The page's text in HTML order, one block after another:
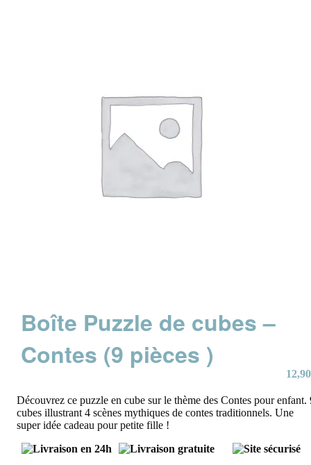
Boîte Puzzle de cubes –
Contes (9 pièces )
12,90
Découvrez ce puzzle en cube sur le thème des Contes pour enfant.
cubes illustrant 4 scènes mythiques de contes traditionnels. Une
super idée cadeau pour petite fille !